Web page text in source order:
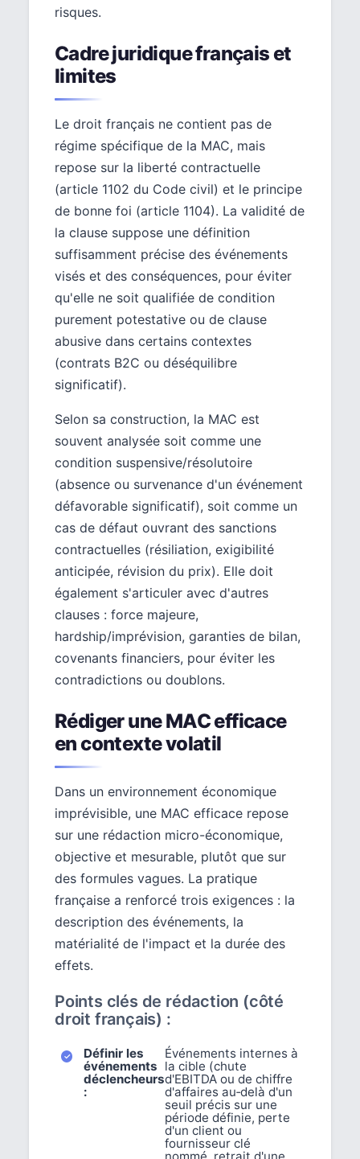
risques.
Cadre juridique français et
limites
Le droit français ne contient pas de
régime spécifique de la MAC, mais
repose sur la liberté contractuelle
(article 1102 du Code civil) et le principe
de bonne foi (article 1104). La validité de
la clause suppose une définition
suffisamment précise des événements
visés et des conséquences, pour éviter
qu'elle ne soit qualifiée de condition
purement potestative ou de clause
abusive dans certains contextes
(contrats B2C ou déséquilibre
significatif).
Selon sa construction, la MAC est
souvent analysée soit comme une
condition suspensive/résolutoire
(absence ou survenance d'un événement
défavorable significatif), soit comme un
cas de défaut ouvrant des sanctions
contractuelles (résiliation, exigibilité
anticipée, révision du prix). Elle doit
également s'articuler avec d'autres
clauses : force majeure,
hardship/imprévision, garanties de bilan,
covenants financiers, pour éviter les
contradictions ou doublons.
Rédiger une MAC efficace
en contexte volatil
Dans un environnement économique
imprévisible, une MAC efficace repose
sur une rédaction micro-économique,
objective et mesurable, plutôt que sur
des formules vagues. La pratique
française a renforcé trois exigences : la
description des événements, la
matérialité de l'impact et la durée des
effets.
Points clés de rédaction (côté
droit français) :
Définir les
événements
déclencheurs
:
Événements internes à
la cible (chute
d'EBITDA ou de chiffre
d'affaires au‑delà d'un
seuil précis sur une
période définie, perte
d'un client ou
fournisseur clé